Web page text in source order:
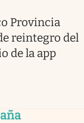
Provincia
reintegro del
de la app